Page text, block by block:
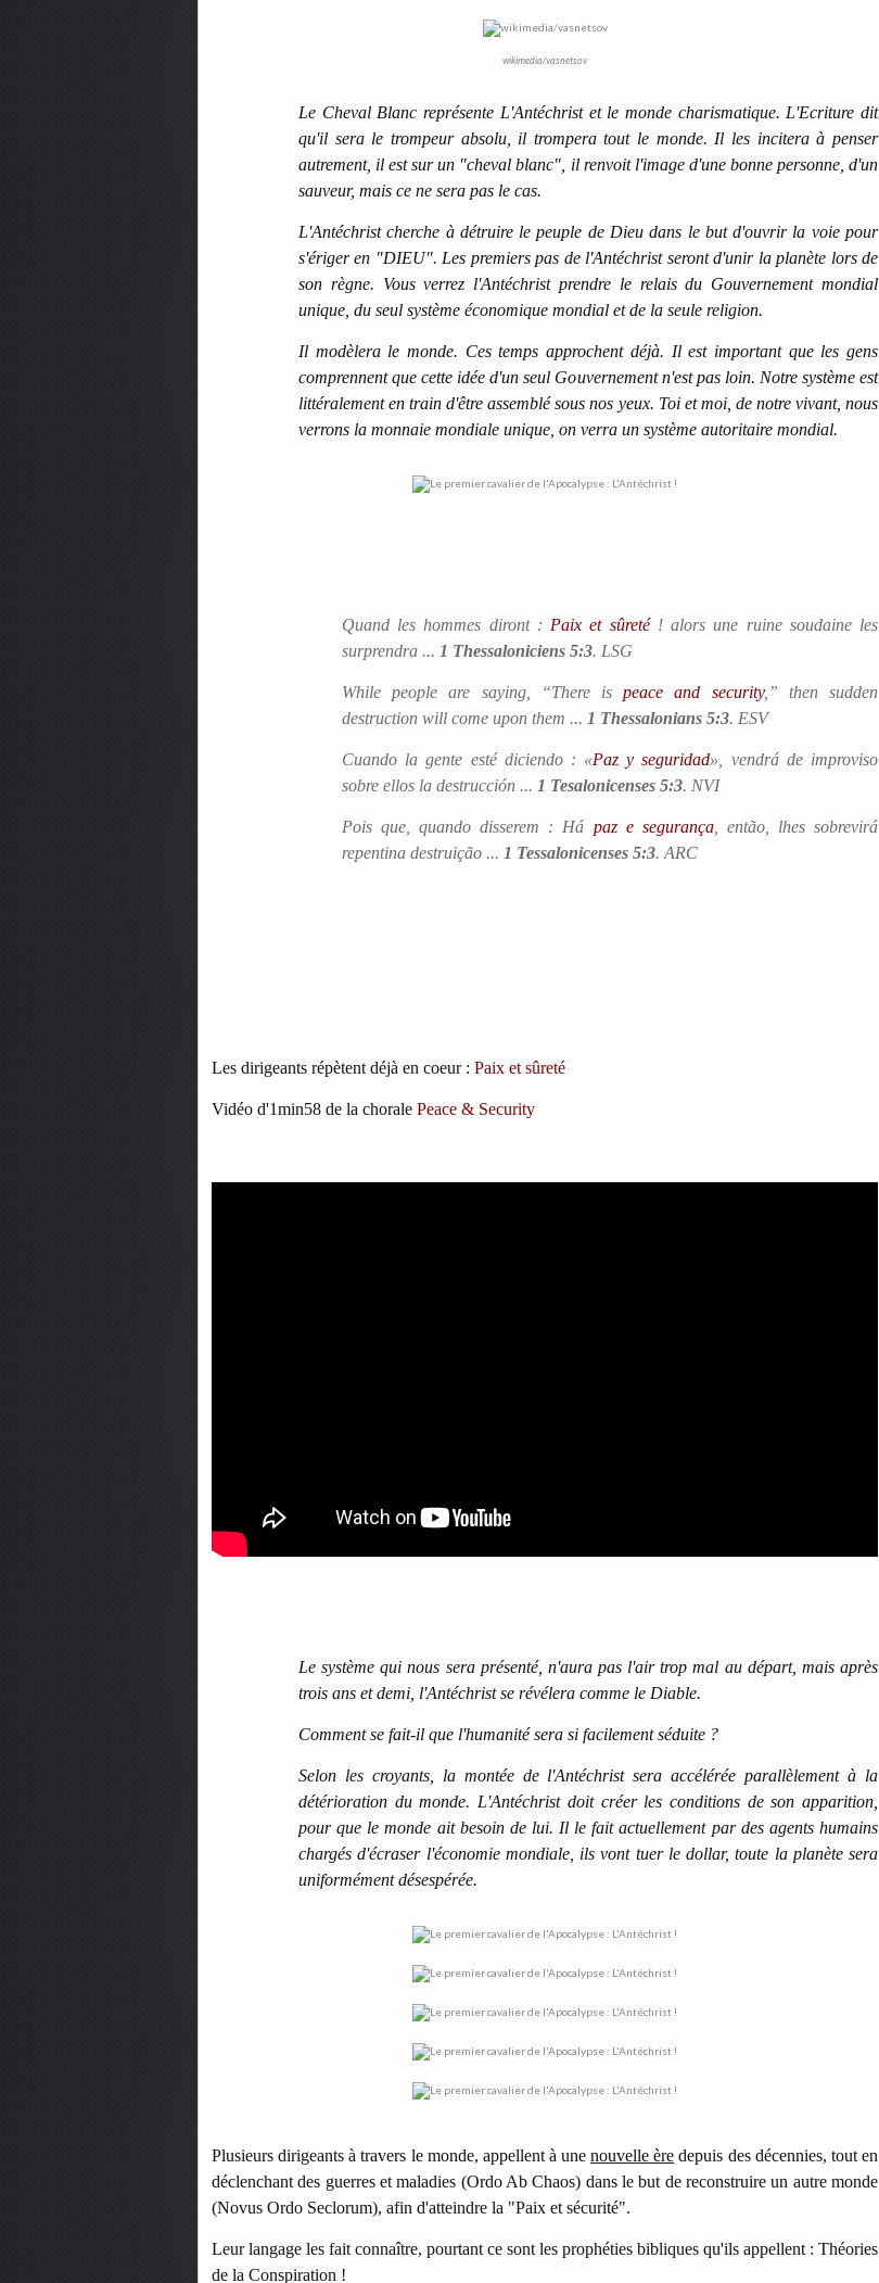
wikimedia/vasnetsov
Le Cheval Blanc représente L'Antéchrist et le monde charismatique. L'Ecriture dit
qu'il sera le trompeur absolu, il trompera tout le monde. Il les incitera à penser
autrement, il est sur un "cheval blanc", il renvoit l'image d'une bonne personne, d'un
sauveur, mais ce ne sera pas le cas.
L'Antéchrist cherche à détruire le peuple de Dieu dans le but d'ouvrir la voie pour
s'ériger en "DIEU". Les premiers pas de l'Antéchrist seront d'unir la planète lors de
son règne. Vous verrez l'Antéchrist prendre le relais du Gouvernement mondial
unique, du seul système économique mondial et de la seule religion.
Il modèlera le monde. Ces temps approchent déjà. Il est important que les gens
comprennent que cette idée d'un seul Gouvernement n'est pas loin. Notre système est
littéralement en train d'être assemblé sous nos yeux. Toi et moi, de notre vivant, nous
verrons la monnaie mondiale unique, on verra un système autoritaire mondial.
Quand les hommes diront : Paix et sûreté ! alors une ruine soudaine les
surprendra ... 1 Thessaloniciens 5:3. LSG
While people are saying, “There ispeace and security,” then sudden
destruction will come upon them ... 1 Thessalonians 5:3. ESV
Cuando la gente esté diciendo : «Paz y seguridad», vendrá de improviso
sobre ellos la destrucción ... 1 Tesalonicenses 5:3. NVI
Pois que, quando disserem : Há paz e segurança, então, lhes sobrevirá
repentina destruição ... 1 Tessalonicenses 5:3. ARC
Les dirigeants répètent déjà en coeur : Paix et sûreté
Vidéo d'1min58 de la chorale Peace & Security
Le système qui nous sera présenté, n'aura pas l'air trop mal au départ, mais après
trois ans et demi, l'Antéchrist se révélera comme le Diable.
Comment se fait-il que l'humanité sera si facilement séduite ?
Selon les croyants, la montée de l'Antéchrist sera accélérée parallèlement à la
détérioration du monde. L'Antéchrist doit créer les conditions de son apparition,
pour que le monde ait besoin de lui. Il le fait actuellement par des agents humains
chargés d'écraser l'économie mondiale, ils vont tuer le dollar, toute la planète sera
uniformément désespérée.
Plusieurs dirigeants à travers le monde, appellent à unenouvelle ère depuis des décennies, tout en
déclenchant des guerres et maladies (Ordo Ab Chaos) dans le but de reconstruire un autre monde
(Novus Ordo Seclorum), afin d'atteindre la "Paix et sécurité".
Leur langage les fait connaître, pourtant ce sont les prophéties bibliques qu'ils appellent : Théories
de la Conspiration !